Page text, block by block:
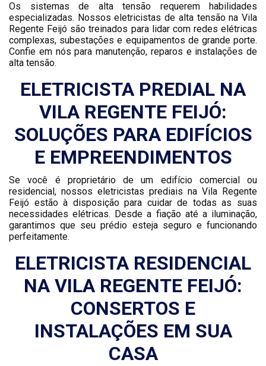
Os sistemas de alta tensão requerem habilidades
especializadas. Nossos eletricistas de alta tensão na Vila
Regente Feijó são treinados para lidar com redes elétricas
complexas, subestações e equipamentos de grande porte.
Confie em nós para manutenção, reparos e instalações de
alta tensão.
ELETRICISTA PREDIAL NA
VILA REGENTE FEIJÓ:
SOLUÇÕES PARA EDIFÍCIOS
E EMPREENDIMENTOS
Se você é proprietário de um edifício comercial ou
residencial, nossos eletricistas prediais na Vila Regente
Feijó estão à disposição para cuidar de todas as suas
necessidades elétricas. Desde a fiação até a iluminação,
garantimos que seu prédio esteja seguro e funcionando
perfeitamente.
ELETRICISTA RESIDENCIAL
NA VILA REGENTE FEIJÓ:
CONSERTOS E
INSTALAÇÕES EM SUA
CASA